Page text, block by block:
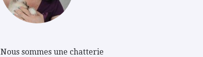
Nous sommes une chatterie